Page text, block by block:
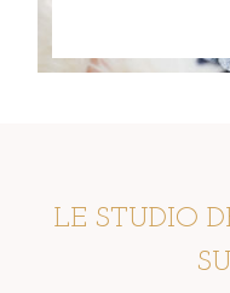
LE STUDIO